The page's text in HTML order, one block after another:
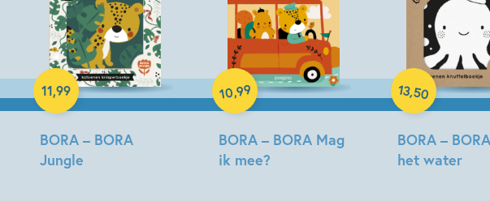
BORA – BORA
Jungle
11,99
Hardcover
BORA – BORA Mag
ik mee?
10,99
Hardcover
BORA –
het water
13,50
Hardcover